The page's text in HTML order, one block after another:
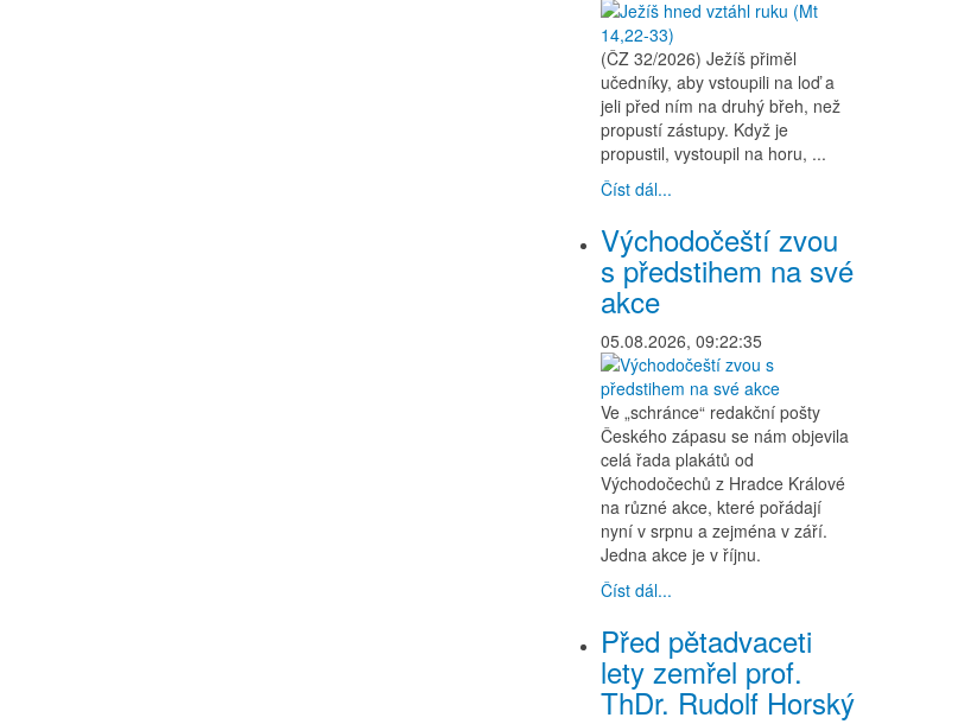
(ČZ 32/2026) Ježíš přiměl
učedníky, aby vstoupili na loď a
jeli před ním na druhý břeh, než
propustí zástupy. Když je
propustil, vystoupil na horu, ...
Číst dál...
Východočeští zvou
s předstihem na své
akce
05.08.2026, 09:22:35
Ve „schránce“ redakční pošty
Českého zápasu se nám objevila
celá řada plakátů od
Východočechů z Hradce Králové
na různé akce, které pořádají
nyní v srpnu a zejména v září.
Jedna akce je v říjnu.
Číst dál...
Před pětadvaceti
lety zemřel prof.
ThDr. Rudolf Horský